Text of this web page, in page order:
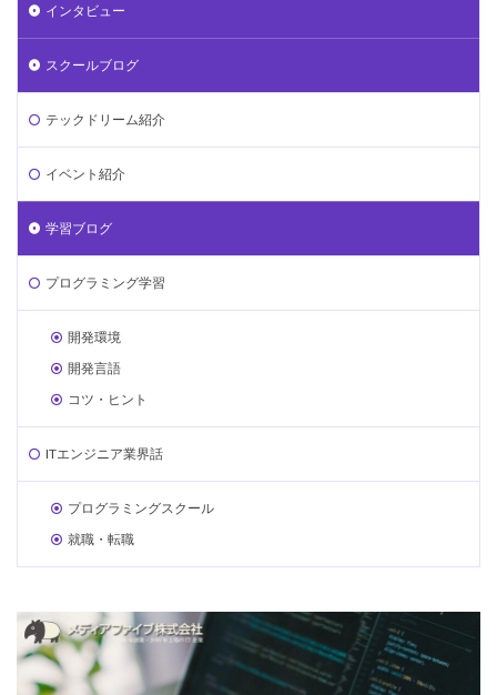
インタビュー
スクールブログ
テックドリーム紹介
イベント紹介
学習ブログ
プログラミング学習
開発環境
開発言語
コツ・ヒント
ITエンジニア業界話
プログラミングスクール
就職・転職